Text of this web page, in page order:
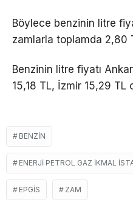
Böylece benzinin litre
zamlarla toplamda 2,80
Benzinin litre fiyatı
15,18 TL, İzmir 15,29 TL
BENZIN
ENERJI PETROL GAZ İKMAL
EPGİS ZAM